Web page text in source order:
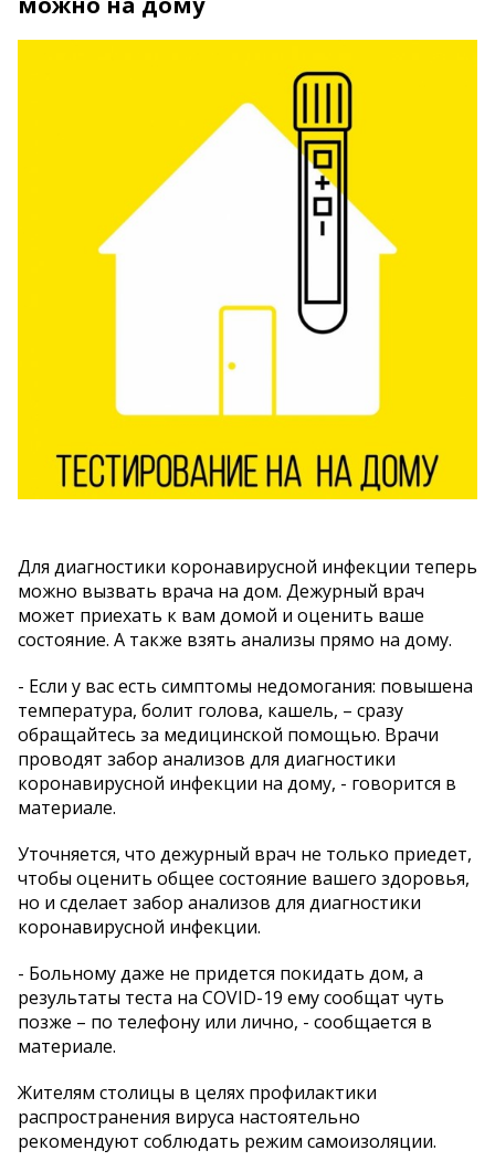
Для диагностики коронавирусной инфекции теперь
можно вызвать врача на дом. Дежурный врач
может приехать к вам домой и оценить ваше
состояние. А также взять анализы прямо на дому.
- Если у вас есть симптомы недомогания: повышена
температура, болит голова, кашель, – сразу
обращайтесь за медицинской помощью. Врачи
проводят забор анализов для диагностики
коронавирусной инфекции на дому, - говорится в
материале.
Уточняется, что дежурный врач не только приедет,
чтобы оценить общее состояние вашего здоровья,
но и сделает забор анализов для диагностики
коронавирусной инфекции.
- Больному даже не придется покидать дом, а
результаты теста на COVID-19 ему сообщат чуть
позже – по телефону или лично, - сообщается в
материале.
Жителям столицы в целях профилактики
распространения вируса настоятельно
рекомендуют соблюдать режим самоизоляции.